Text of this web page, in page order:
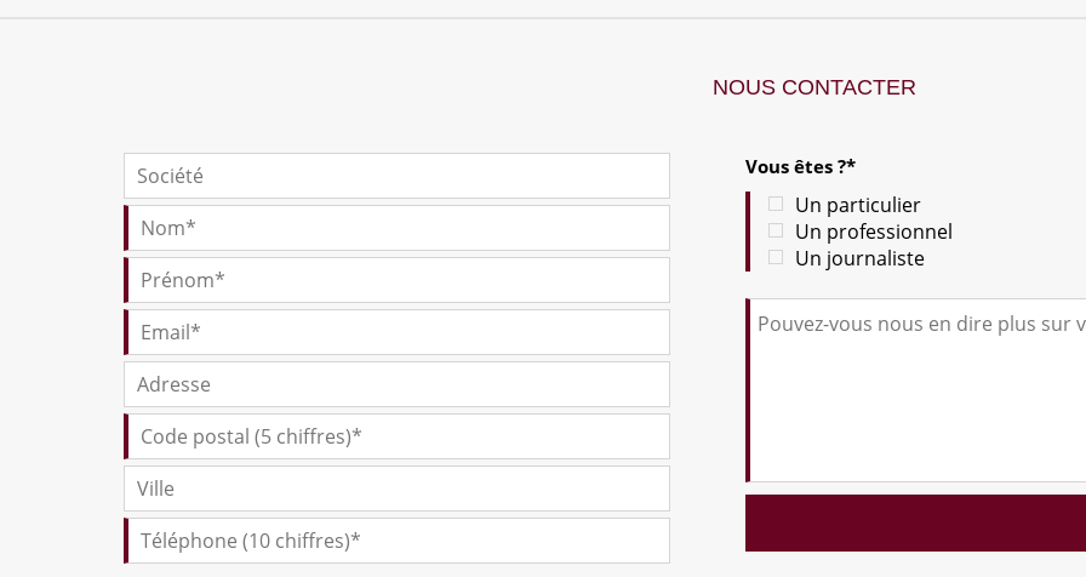
NOUS CONTACTER
Vous êtes ?*
Un particulier
Un professionnel
Un journaliste